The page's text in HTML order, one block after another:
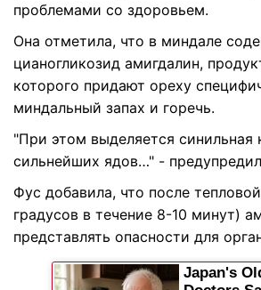
проблемами со здоровьем.
Она отметила, что в миндале
цианогликозид амигдалин,
которого придают ореху
миндальный запах и горечь.
"При этом выделяется синильная
сильнейших ядов…" -
Фус добавила, что после
градусов в течение 8-10 минут)
представлять опасности для